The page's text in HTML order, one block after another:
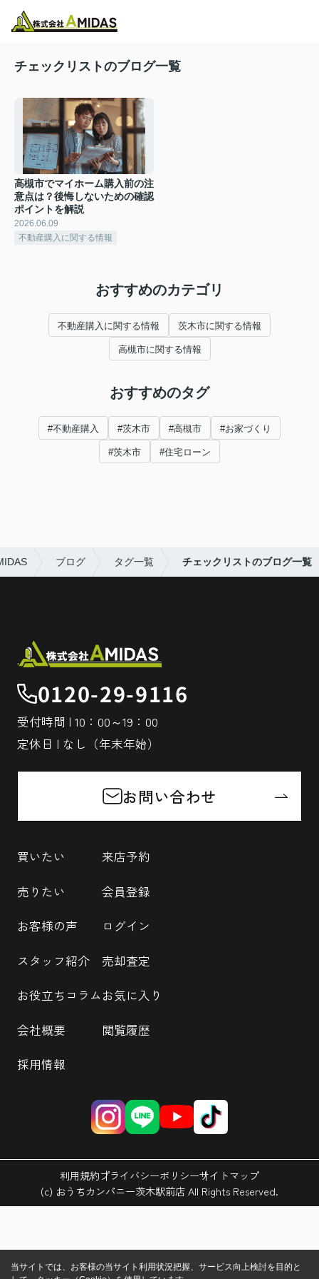
チェックリストのブログ一覧
高槻市でマイホーム購入前の注
意点は？後悔しないための確認
ポイントを解説
2026.06.09
不動産購入に関する情報
おすすめのカテゴリ
不動産購入に関する情報 茨木市に関する情報
高槻市に関する情報
おすすめのタグ
#不動産購入 #茨木市 #高槻市 #お家づくり
#茨木市 #住宅ローン
ブログ タグ一覧 チェックリストのブログ一覧
0120-29-9116
受付時間 | 10：00～19：00
定休日 | なし（年末年始）
お問い合わせ
買いたい
売りたい
お客様の声
スタッフ紹介
お役立ちコラム
会社概要
採用情報
来店予約
会員登録
ログイン
売却査定
お気に入り
閲覧履歴
利用規約プライバシーポリシーサイトマップ
(c) おうちカンパニー茨木駅前店 All Rights Reserved.
当サイトでは、お客様の当サイト利用状況把握、サービス向上検討を目的と